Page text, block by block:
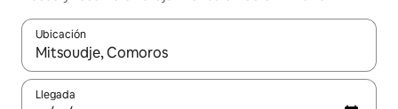
Ubicación
Cuando los resultados estén disponibles, podrás navegar
Llegada